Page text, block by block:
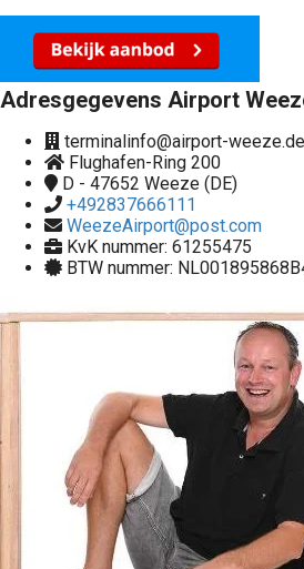
Adresgegevens Airport
terminalinfo@airport-
Flughafen-Ring 200
D - 47652 Weeze (DE)
+492837666111
WeezeAirport@post.com
KvK nummer: 61255475
BTW nummer: